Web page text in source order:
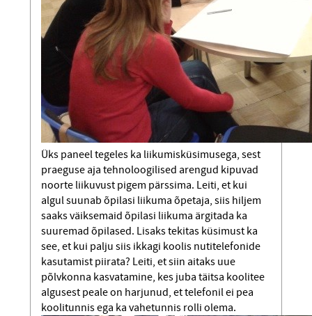
Üks paneel tegeles ka liikumisküsimusega, sest
praeguse aja tehnoloogilised arengud kipuvad
noorte liikuvust pigem pärssima. Leiti, et kui
algul suunab õpilasi liikuma õpetaja, siis hiljem
saaks väiksemaid õpilasi liikuma ärgitada ka
suuremad õpilased. Lisaks tekitas küsimust ka
see, et kui palju siis ikkagi koolis nutitelefonide
kasutamist piirata? Leiti, et siin aitaks uue
põlvkonna kasvatamine, kes juba täitsa koolitee
algusest peale on harjunud, et telefonil ei pea
koolitunnis ega ka vahetunnis rolli olema.